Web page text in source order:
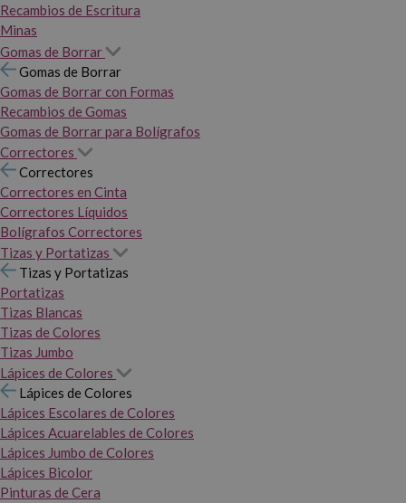
Recambios de Escritura
Minas
Gomas de Borrar
Gomas de Borrar
Gomas de Borrar con Formas
Recambios de Gomas
Gomas de Borrar para Bolígrafos
Correctores
Correctores
Correctores en Cinta
Correctores Líquidos
Bolígrafos Correctores
Tizas y Portatizas
Tizas y Portatizas
Portatizas
Tizas Blancas
Tizas de Colores
Tizas Jumbo
Lápices de Colores
Lápices de Colores
Lápices Escolares de Colores
Lápices Acuarelables de Colores
Lápices Jumbo de Colores
Lápices Bicolor
Pinturas de Cera